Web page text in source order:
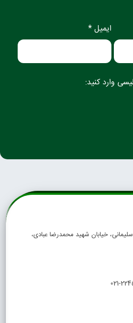
ایمیل *
وارد کنید:
خیابان شهید محمدرضا عبادی،